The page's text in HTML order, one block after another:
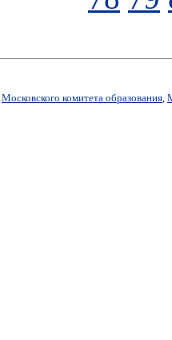
Московского комитета образования,